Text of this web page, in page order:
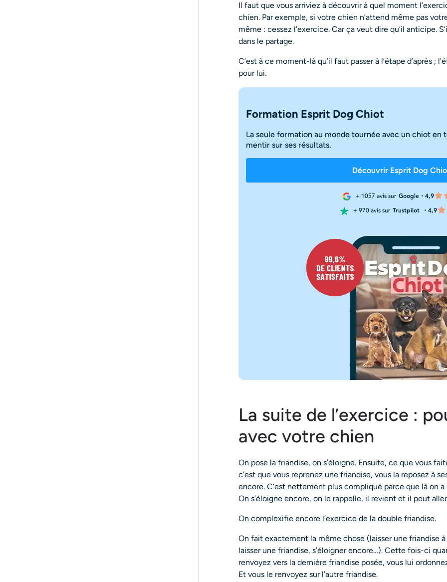
Il faut que vous arriviez à découvrir à quel moment
chien. Par exemple, si votre chien n’attend même pas
même : cessez l’exercice. Car ça veut dire qu’il anticipe.
dans le partage.
C’est à ce moment-là qu’il faut passer à l’étape d’après ;
pour lui.
Formation Esprit Dog Chiot
La seule formation au monde tournée avec un chiot en
mentir sur ses résultats.
Découvrir Esprit Dog
+ 1057 avis sur Google・4,9
+ 970 avis sur Trustpilot ・4,9
La suite de l’exercice :
avec votre chien
On pose la friandise, on s’éloigne. Ensuite, ce que vous
c’est que vous reprenez une friandise, vous la reposez à
encore. C‘est nettement plus compliqué parce que là on
On s’éloigne encore, on le rappelle, il revient et il peut
On complexifie encore l’exercice de la double friandise.
On fait exactement la même chose (laisser une friandise à
laisser une friandise, s’éloigner encore…). Cette fois-ci
renvoyez vers la dernière friandise posée, vous lui
Et vous le renvoyez sur l’autre friandise.